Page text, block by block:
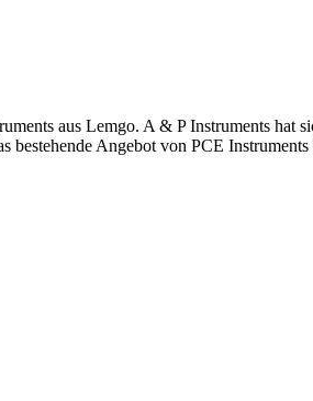
aus Lemgo. A & P Instruments hat
Angebot von PCE